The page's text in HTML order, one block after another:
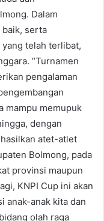
Dalam
baik, serta
telah terlibat,
“Turnamen
pengalaman
mampu memupuk
dengan
atet-atlet
Bolmong, pada
provinsi maupun
KNPI Cup ini akan
anak-anak kita dan
olah raga